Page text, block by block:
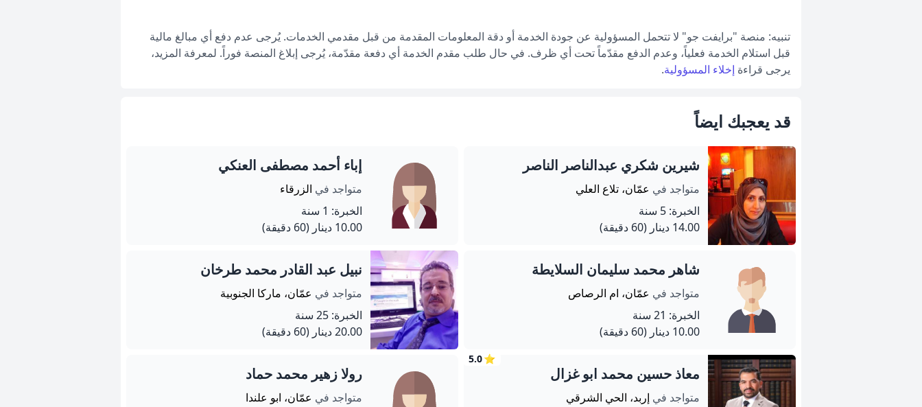
تنبيه: منصة "برايفت جو" لا تتحمل المسؤولية عن جودة الخدمة أو دقة المعلومات المقدمة من قبل مقدمي الخدمات. يُرجى عدم دفع أي مبالغ مالية
قبل استلام الخدمة فعلياً، وعدم الدفع مقدّماً تحت أي ظرف. في حال طلب مقدم الخدمة أي دفعة مقدّمة، يُرجى إبلاغ المنصة فوراً. لمعرفة المزيد،
يرجى قراءة إخلاء المسؤولية.
قد يعجبك ايضاً
شيرين شكري عبدالناصر الناصر
متواجد في عمّان، تلاع العلي
الخبرة: 5 سنة
14.00 دينار
(60 دقيقة)
إباء أحمد مصطفى العنكي
متواجد في الزرقاء
الخبرة: 1 سنة
10.00 دينار
(60 دقيقة)
شاهر محمد سليمان السلايطة
متواجد في عمّان، ام الرصاص
الخبرة: 21 سنة
10.00 دينار
(60 دقيقة)
نبيل عبد القادر محمد طرخان
متواجد في عمّان، ماركا الجنوبية
الخبرة: 25 سنة
20.00 دينار
(60 دقيقة)
⭐
5.0
معاذ حسين محمد ابو غزال
متواجد في إربد، الحي الشرقي
رولا زهير محمد حماد
متواجد في عمّان، ابو علندا